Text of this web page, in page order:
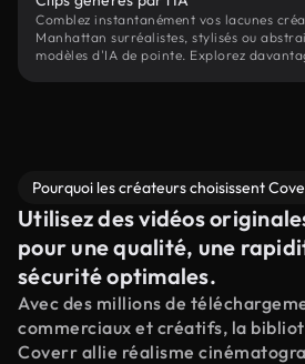
Comblez instantanément vos lacunes
Manhattan surréalistes, stylisés ou
modèles d'IA de pointe. Explorez
Pourquoi les créateurs choisissent
Utilisez des vidéos
pour une qualité, une
sécurité optimales.
Avec des millions de
commerciaux et créatifs, la
Coverr allie réalisme